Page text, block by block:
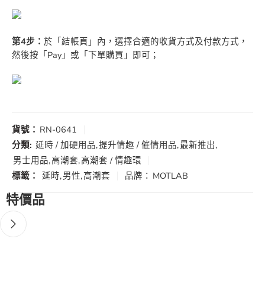
第4步： 於「結帳頁」內，選擇合適的收貨方式及付款方式，
然後按「Pay」或「下單購買」即可；
貨號： RN-0641
分類: 延時 / 加硬用品,提升情趣 / 催情用品,最新推出,
男士用品,高潮套,高潮套 / 情趣環
標籤： 延時,男性,高潮套 品牌： MOTLAB
特價品